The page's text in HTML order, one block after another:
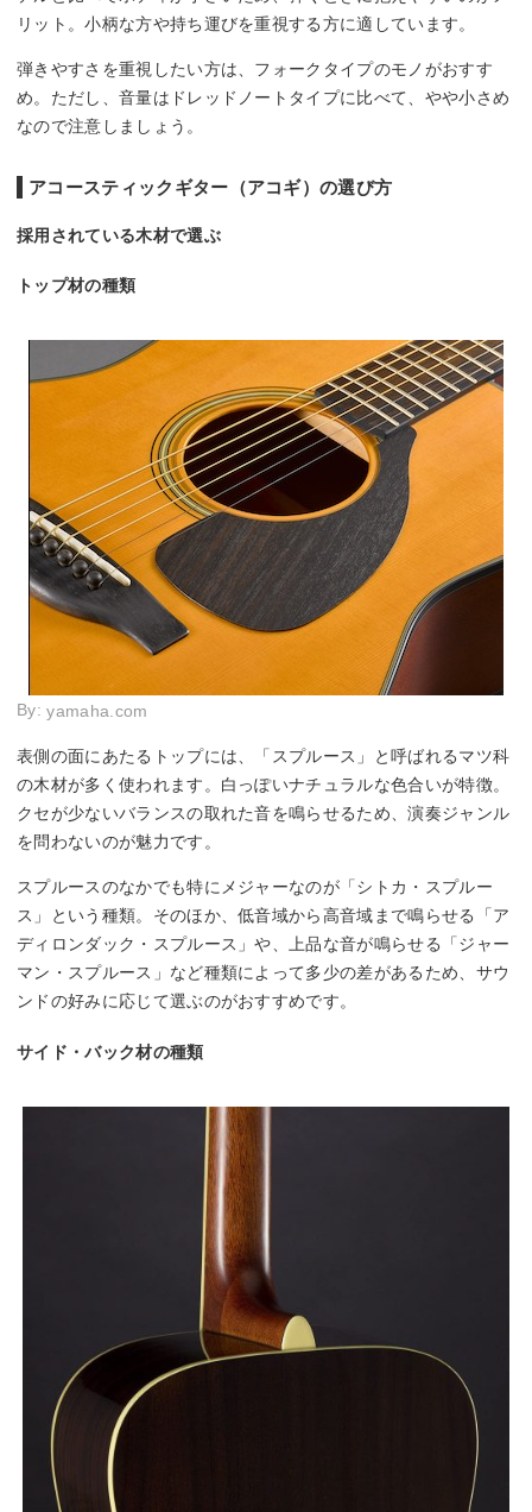
リット。小柄な方や持ち運びを重視する方に適しています。
弾きやすさを重視したい方は、フォークタイプのモノがおすす
め。ただし、音量はドレッドノートタイプに比べて、やや小さめ
なので注意しましょう。
アコースティックギター（アコギ）の選び方
採用されている木材で選ぶ
トップ材の種類
By:yamaha.com
表側の面にあたるトップには、「スプルース」と呼ばれるマツ科
の木材が多く使われます。白っぽいナチュラルな色合いが特徴。
クセが少ないバランスの取れた音を鳴らせるため、演奏ジャンル
を問わないのが魅力です。
スプルースのなかでも特にメジャーなのが「シトカ・スプルー
ス」という種類。そのほか、低音域から高音域まで鳴らせる「ア
ディロンダック・スプルース」や、上品な音が鳴らせる「ジャー
マン・スプルース」など種類によって多少の差があるため、サウ
ンドの好みに応じて選ぶのがおすすめです。
サイド・バック材の種類